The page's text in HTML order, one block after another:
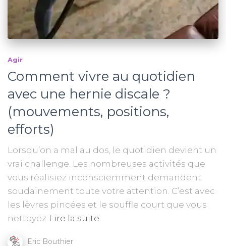
Agir
Comment vivre au quotidien
avec une hernie discale ?
(mouvements, positions,
efforts)
Lorsqu’on a mal au dos, le quotidien devient un
vrai challenge. Les nombreuses activités que
vous réalisiez inconsciemment demandent
soudainement toute votre attention. C’est avec
les lèvres pincées et le souffle court que vous
nettoyez Lire la suite
Eric Bouthier